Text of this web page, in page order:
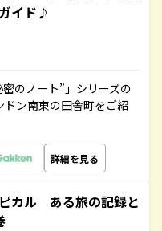
イド♪
のノート”」シリーズの
ン南東の田舎町をご紹
詳細を見る
カル ある旅の記録と